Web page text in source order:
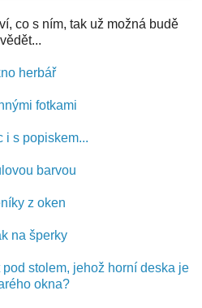
co s ním, tak už možná budě
vědět...
herbář
fotkami
i s popiskem...
barvou
z oken
na šperky
stolem, jehož horní deska je
okna?